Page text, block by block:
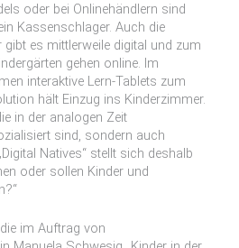
oder bei Onlinehändlern sind
Kassenschlager. Auch die
gibt es mittlerweile digital und zum
gehen online. Im
interaktive Lern-Tablets zum
hält Einzug ins Kinderzimmer.
in der analogen Zeit
sind, sondern auch
Natives“ stellt sich deshalb
oder sollen Kinder und
im Auftrag von